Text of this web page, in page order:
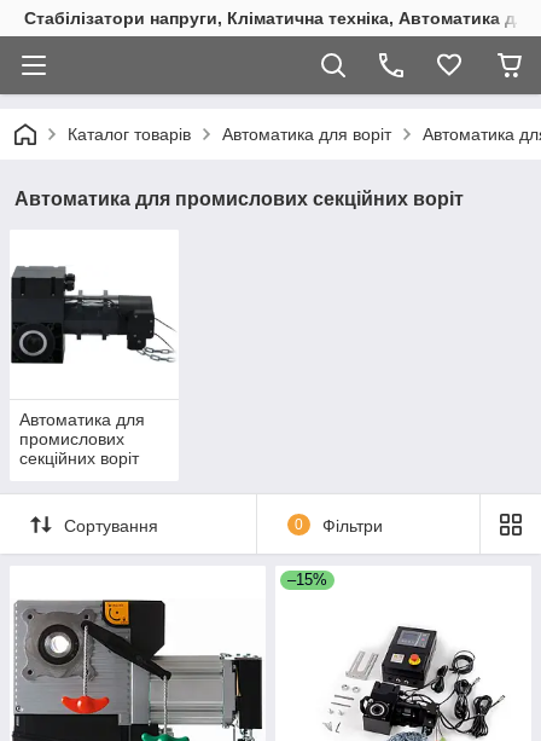
Стабілізатори напруги, Кліматична техніка, Автоматика
Каталог товарів Автоматика для воріт Автоматика
Автоматика для промислових секційних воріт
Автоматика для
промислових
секційних воріт
Сортування 0 Фільтри
–15%